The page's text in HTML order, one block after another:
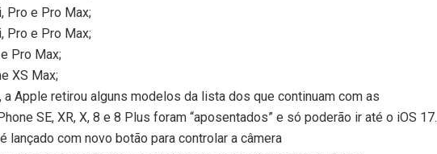
Pro e Pro Max;
Pro e Pro Max;
Pro Max;
XS Max;
a Apple retirou alguns modelos da lista dos que continuam com as
SE, XR, X, 8 e 8 Plus foram “aposentados” e só poderão ir até o iOS 17.
lançado com novo botão para controlar a câmera